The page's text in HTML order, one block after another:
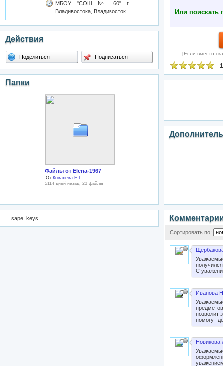
МБОУ "СОШ № 60" г.
Владивостока, Владивосток
Действия
Поделиться Подписаться
Папки
Файлы от Elena-1967
От Ковалева Е.Г.
5114 дней назад, 23 файлы
__sape_keys__
Или поискать
[Если вместо
Сортировать по:
С
Иванова
позволит
помогут
Новикова